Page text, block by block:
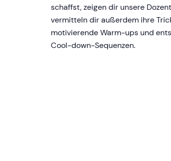
schaffst, zeigen dir unsere
vermitteln dir außerdem ihre
motivierende Warm-ups und
Cool-down-Sequenzen.